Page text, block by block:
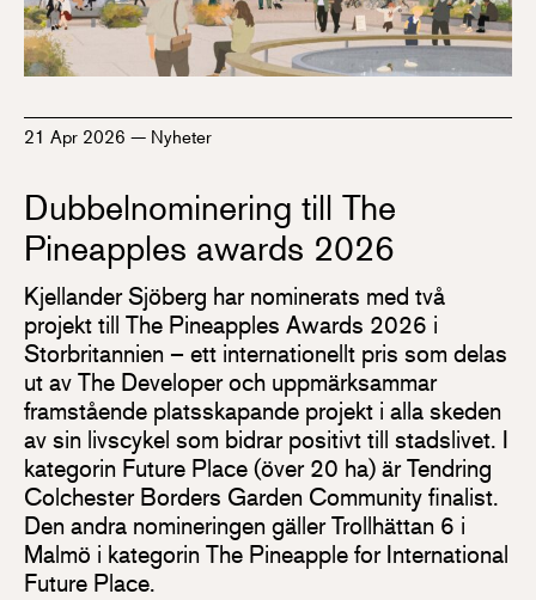
21 Apr 2026 — Nyheter
Dubbelnominering till The
Pineapples awards 2026
Kjellander Sjöberg har nominerats med två
projekt till The Pineapples Awards 2026 i
Storbritannien – ett internationellt pris som delas
ut av The Developer och uppmärksammar
framstående platsskapande projekt i alla skeden
av sin livscykel som bidrar positivt till stadslivet. I
kategorin Future Place (över 20 ha) är Tendring
Colchester Borders Garden Community finalist.
Den andra nomineringen gäller Trollhättan 6 i
Malmö i kategorin The Pineapple for International
Future Place.